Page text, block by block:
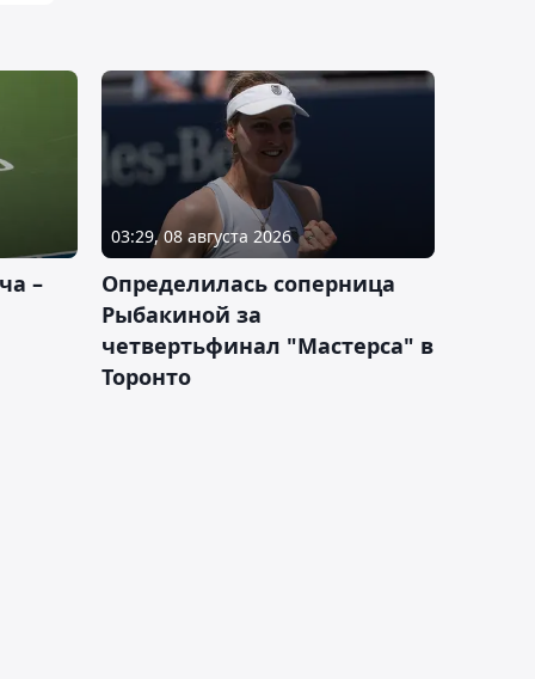
–
03:29, 08 августа 2026
Определилась соперница
Рыбакиной за
четвертьфинал "Мастерса" в
Торонто